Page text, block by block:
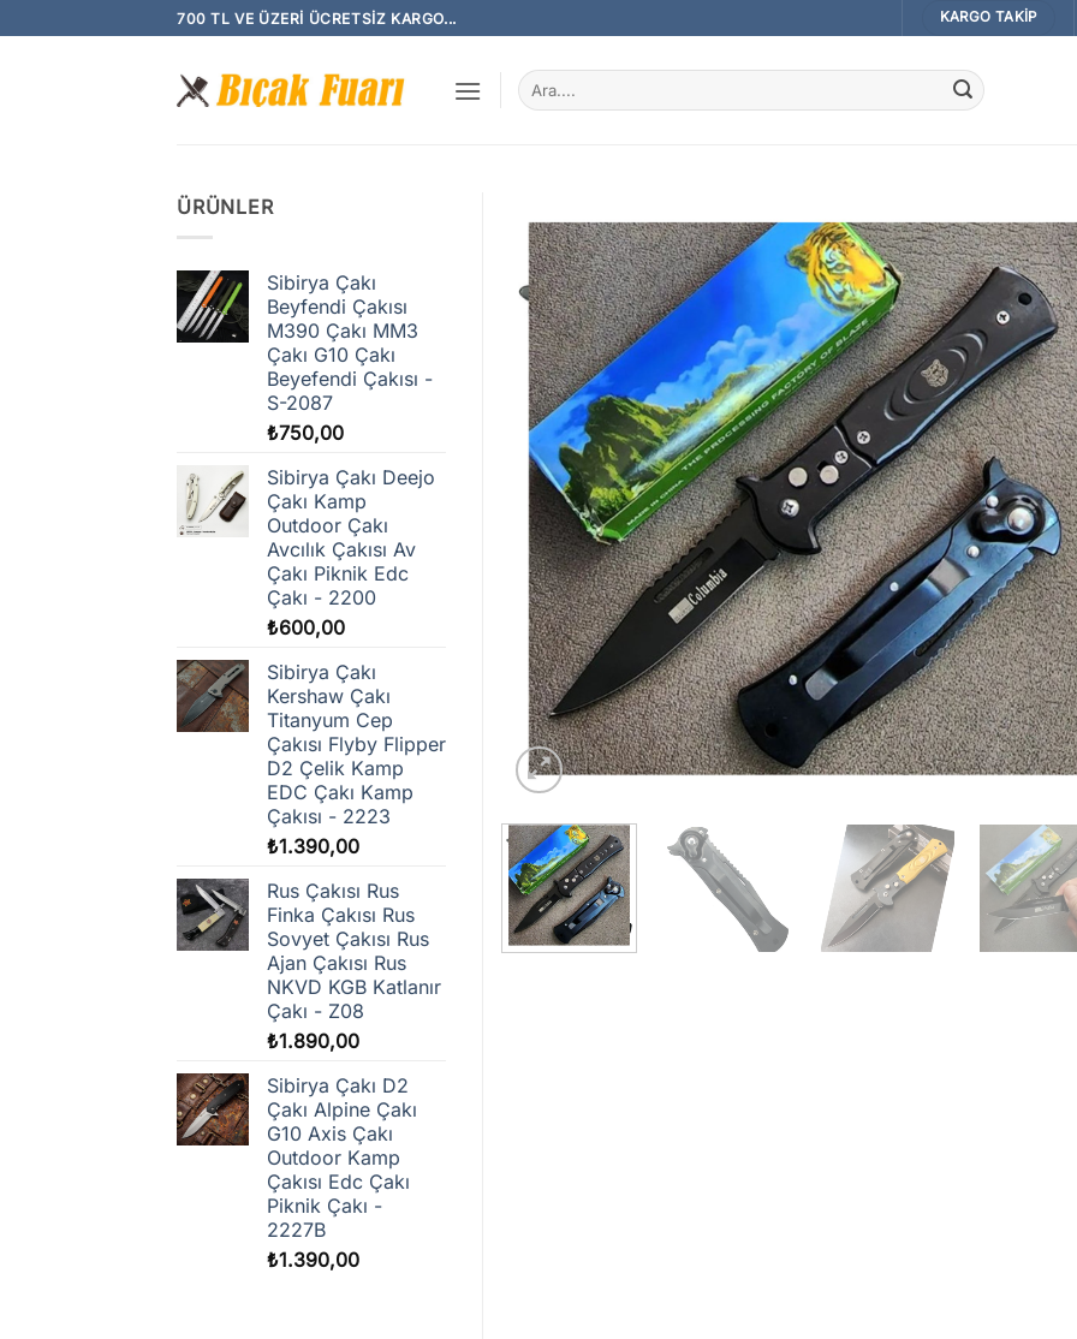
atla
700 TL VE ÜZERI ÜCRETSIZ KARGO... KARGO TAKIP
Ara:
ÜRÜNLER
Sibirya Çakı
Beyfendi Çakısı
M390 Çakı MM3
Çakı G10 Çakı
Beyefendi Çakısı -
S-2087
₺750,00
Sibirya Çakı Deejo
Çakı Kamp
Outdoor Çakı
Avcılık Çakısı Av
Çakı Piknik Edc
Çakı - 2200
₺600,00
Sibirya Çakı
Kershaw Çakı
Titanyum Cep
Çakısı Flyby Flipper
D2 Çelik Kamp
EDC Çakı Kamp
Çakısı - 2223
₺1.390,00
Rus Çakısı Rus
Finka Çakısı Rus
Sovyet Çakısı Rus
Ajan Çakısı Rus
NKVD KGB Katlanır
Çakı - Z08
₺1.890,00
Sibirya Çakı D2
Çakı Alpine Çakı
G10 Axis Çakı
Outdoor Kamp
Çakısı Edc Çakı
Piknik Çakı -
2227B
₺1.390,00